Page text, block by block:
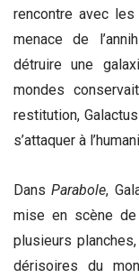
rencontre avec
menace de
détruire une
mondes
restitution,
s’attaquer à
DansParabole,
mise en scène
plusieurs
dérisoires du